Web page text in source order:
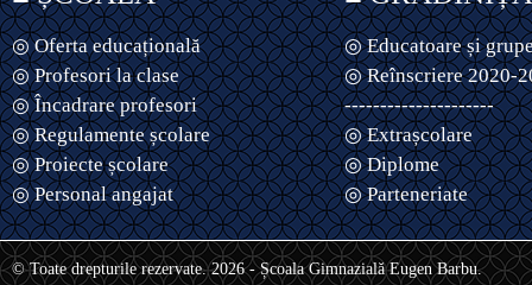
◎ Oferta educațională
◎ Profesori la clase
◎ Încadrare profesori
◎ Regulamente școlare
◎ Proiecte școlare
◎ Personal angajat
◎ Educatoare și
◎ Reînscriere 2020-
---------------------
◎ Extrașcolare
◎ Diplome
◎ Parteneriate
© Toate drepturile rezervate. 2026 - Școala Gimnazială Eugen Barbu.